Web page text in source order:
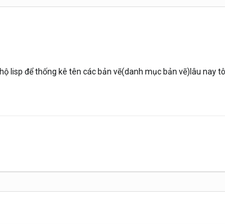
lisp để thống kê tên các bản vẽ(danh mục bản vẽ)lâu nay